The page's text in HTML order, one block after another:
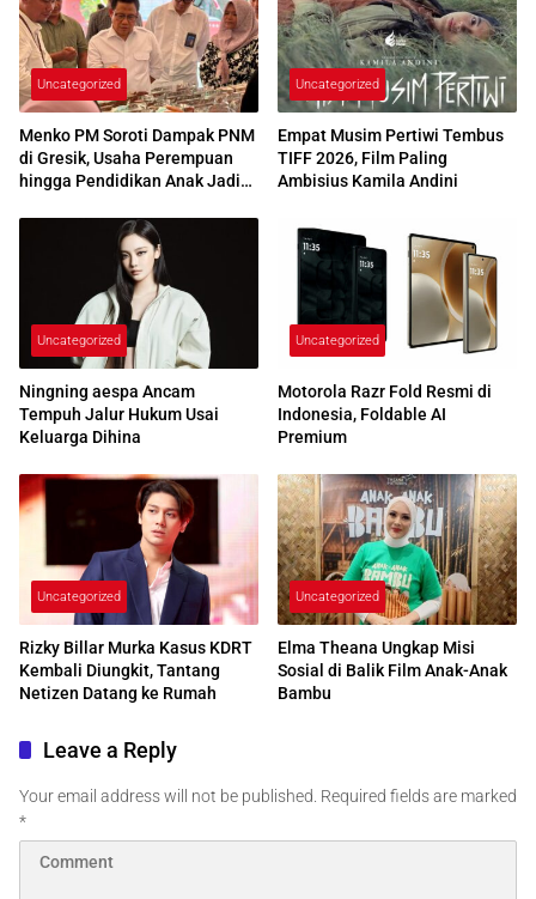
Uncategorized
Menko PM Soroti Dampak PNM
di Gresik, Usaha Perempuan
hingga Pendidikan Anak Jadi
Uncategorized
Empat Musim Pertiwi Tembus
TIFF 2026, Film Paling
Ambisius Kamila Andini
Uncategorized
Ningning aespa Ancam
Tempuh Jalur Hukum Usai
Keluarga Dihina
Uncategorized
Motorola Razr Fold Resmi di
Indonesia, Foldable AI
Premium
Uncategorized
Rizky Billar Murka Kasus KDRT
Kembali Diungkit, Tantang
Netizen Datang ke Rumah
Uncategorized
Elma Theana Ungkap Misi
Sosial di Balik Film Anak-Anak
Bambu
Leave a Reply
Your email address will not be published. Required fields are marked
*